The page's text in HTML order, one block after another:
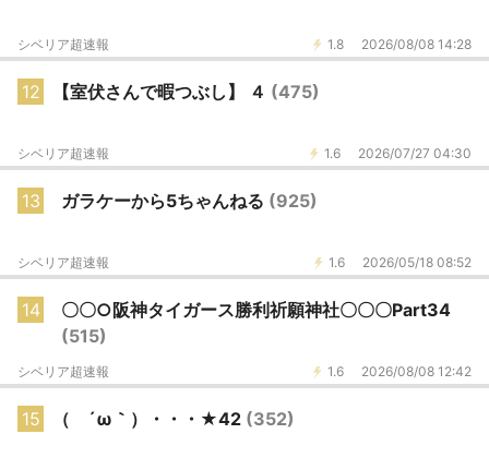
1.8 2026/08/08 14:28
シベリア超速報
12 【室伏さんで暇つぶし】 ４ (475)
1.6 2026/07/27 04:30
シベリア超速報
13 ガラケーから5ちゃんねる (925)
1.6 2026/05/18 08:52
シベリア超速報
14
〇〇○阪神タイガース勝利祈願神社〇〇〇Part34
(515)
1.6 2026/08/08 12:42
シベリア超速報
15 （ ´ω｀）・・・★42 (352)